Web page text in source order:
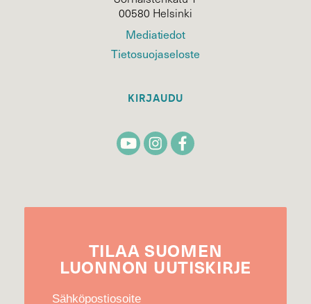
00580 Helsinki
Mediatiedot
Tietosuojaseloste
KIRJAUDU
TILAA SUOMEN
LUONNON UUTIS­KIRJE
Sähköpostiosoite